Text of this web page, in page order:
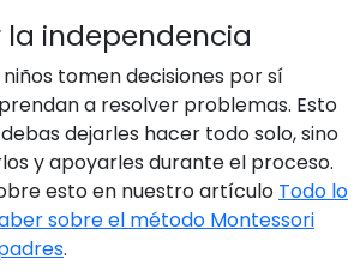
la independencia
tomen decisiones por sí
a resolver problemas. Esto
dejarles hacer todo solo, sino
y apoyarles durante el proceso.
esto en nuestro artículo Todo lo
sobre el método Montessori
.